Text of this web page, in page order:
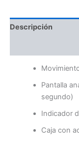
Descripción
Pantalla
segundo)
Indicador
Caja con